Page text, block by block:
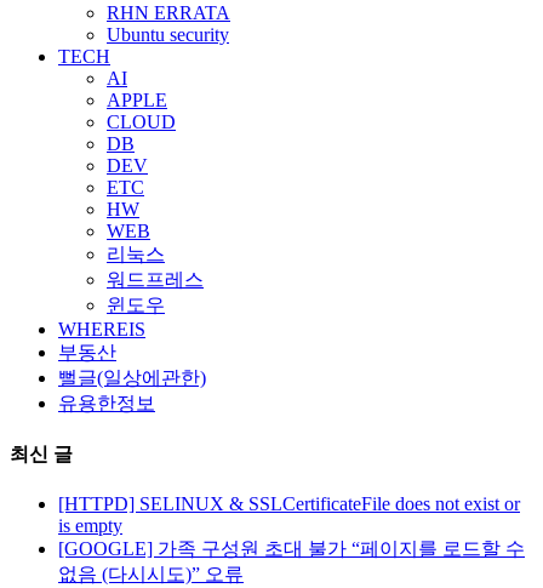
RHN ERRATA
Ubuntu security
TECH
AI
APPLE
CLOUD
DB
DEV
ETC
HW
WEB
리눅스
워드프레스
윈도우
WHEREIS
부동산
뻘글(일상에관한)
유용한정보
최신 글
[HTTPD] SELINUX & SSLCertificateFile does not exist or
is empty
[GOOGLE] 가족 구성원 초대 불가 “페이지를 로드할 수
없음 (다시시도)” 오류